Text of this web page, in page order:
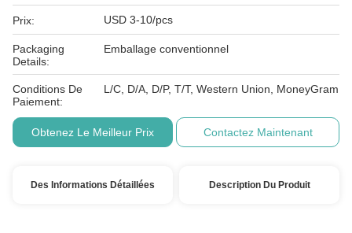
Prix: USD 3-10/pcs
Packaging
Details:
Emballage conventionnel
Conditions De
Paiement:
L/C, D/A, D/P, T/T, Western Union, MoneyGram
Obtenez Le Meilleur Prix Contactez Maintenant
Des Informations Détaillées Description Du Produit